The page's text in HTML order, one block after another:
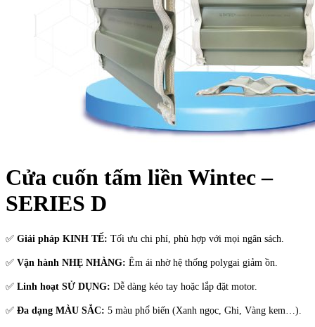
Cửa cuốn tấm liền Wintec –
SERIES D
✅ Giải pháp KINH TẾ: Tối ưu chi phí, phù hợp với mọi ngân sách.
✅ Vận hành NHẸ NHÀNG: Êm ái nhờ hệ thống polygai giảm ồn.
✅ Linh hoạt SỬ DỤNG: Dễ dàng kéo tay hoặc lắp đặt motor.
✅ Đa dạng MÀU SẮC: 5 màu phổ biến (Xanh ngọc, Ghi, Vàng kem…).